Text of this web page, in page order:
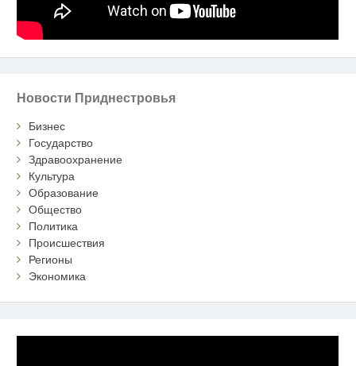
Новости Приднестровья
Бизнес
Государство
Здравоохранение
Культура
Образование
Общество
Политика
Происшествия
Регионы
Экономика